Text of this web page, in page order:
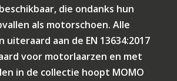
die ondanks hun
als motorschoen. Alle
uiteraard aan de EN 13634:2017
voor motorlaarzen en met
in de collectie hoopt MOMO